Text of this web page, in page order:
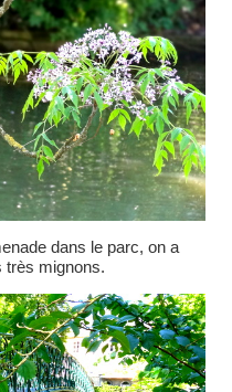
dans le parc, on a
très mignons.